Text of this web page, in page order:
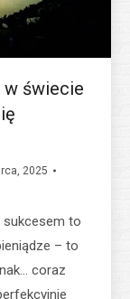
w świecie
2025
sukcesem to
– to
coraz